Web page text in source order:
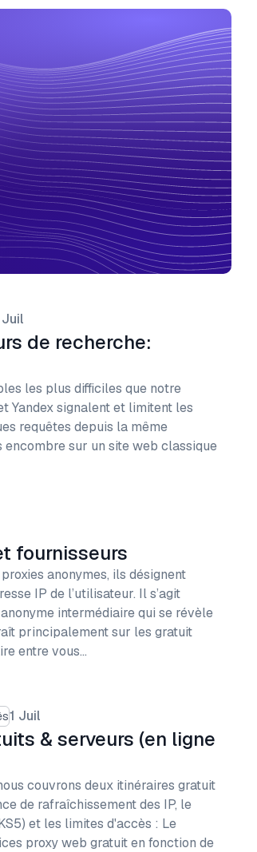
de recherche:
les plus difficiles que notre
Yandex signalent et limitent les
requêtes depuis la même
encombre sur un site web classique
fournisseurs
anonymes, ils désignent
IP de l’utilisateur. Il s’agit
intermédiaire qui se révèle
principalement sur les gratuit
entre vous…
1 Juil
& serveurs (en ligne
couvrons deux itinéraires gratuit
de rafraîchissement des IP, le
et les limites d'accès : Le
proxy web gratuit en fonction de